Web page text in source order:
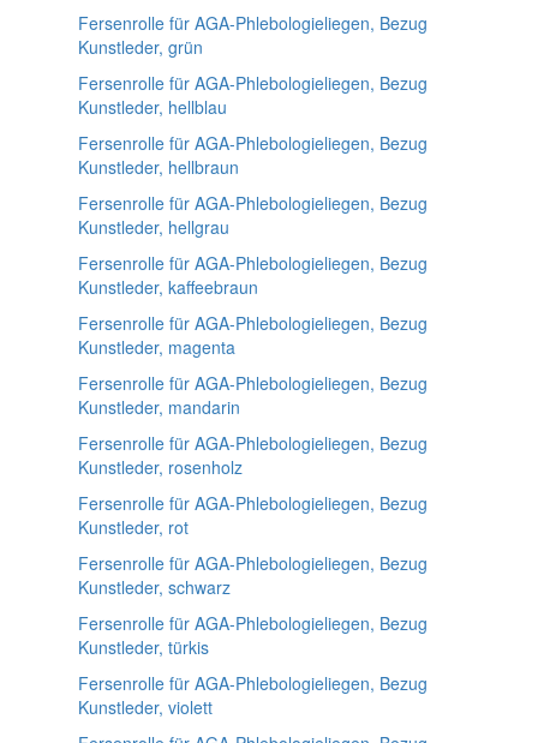
Fersenrolle für AGA-Phlebologieliegen, Bezug
Kunstleder, grün
Fersenrolle für AGA-Phlebologieliegen, Bezug
Kunstleder, hellblau
Fersenrolle für AGA-Phlebologieliegen, Bezug
Kunstleder, hellbraun
Fersenrolle für AGA-Phlebologieliegen, Bezug
Kunstleder, hellgrau
Fersenrolle für AGA-Phlebologieliegen, Bezug
Kunstleder, kaffeebraun
Fersenrolle für AGA-Phlebologieliegen, Bezug
Kunstleder, magenta
Fersenrolle für AGA-Phlebologieliegen, Bezug
Kunstleder, mandarin
Fersenrolle für AGA-Phlebologieliegen, Bezug
Kunstleder, rosenholz
Fersenrolle für AGA-Phlebologieliegen, Bezug
Kunstleder, rot
Fersenrolle für AGA-Phlebologieliegen, Bezug
Kunstleder, schwarz
Fersenrolle für AGA-Phlebologieliegen, Bezug
Kunstleder, türkis
Fersenrolle für AGA-Phlebologieliegen, Bezug
Kunstleder, violett